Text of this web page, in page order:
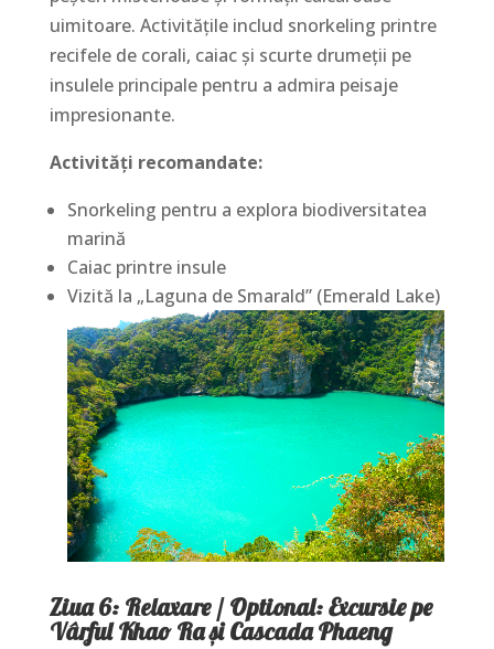
uimitoare. Activitățile includ snorkeling printre
recifele de corali, caiac și scurte drumeții pe
insulele principale pentru a admira peisaje
impresionante.
Activități recomandate:
Snorkeling pentru a explora biodiversitatea
marină
Caiac printre insule
Vizită la „Laguna de Smarald” (Emerald Lake)
Ziua 6: Relaxare / Optional: Excursie pe
Vârful Khao Ra și Cascada Phaeng